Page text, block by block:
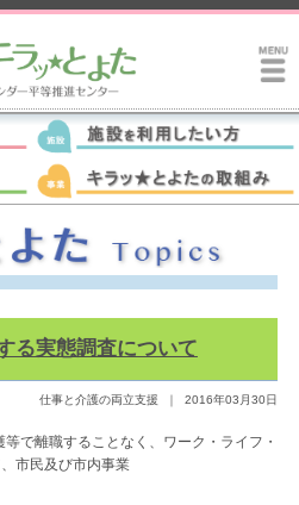
る実態調査について
仕事と介護の両立支援 ｜ 2016年03月30日
で離職することなく、ワーク・ライフ・
市民及び市内事業